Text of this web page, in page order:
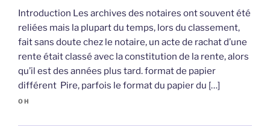
Introduction Les archives des notaires ont souvent été
reliées mais la plupart du temps, lors du classement,
fait sans doute chez le notaire, un acte de rachat d’une
rente était classé avec la constitution de la rente, alors
qu’il est des années plus tard. format de papier
différent Pire, parfois le format du papier du […]
OH